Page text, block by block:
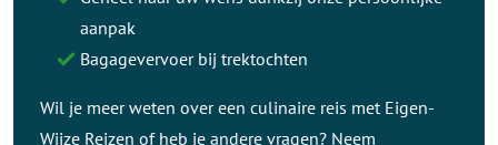
aanpak
Bagagevervoer bij trektochten
Wil je meer weten over een culinaire reis met Eigen-
Wijze Reizen of heb je andere vragen? Neem